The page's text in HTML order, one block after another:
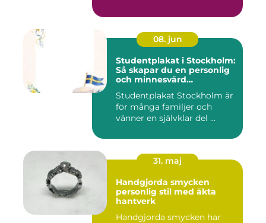
08. jun
Studentplakat i Stockholm:
Så skapar du en personlig
och minnesvärd
Studentplakat Stockholm är
för många familjer och
vänner en självklar del ...
31. maj
Handgjorda smycken
personlig stil med äkta
hantverk
Handgjorda smycken har